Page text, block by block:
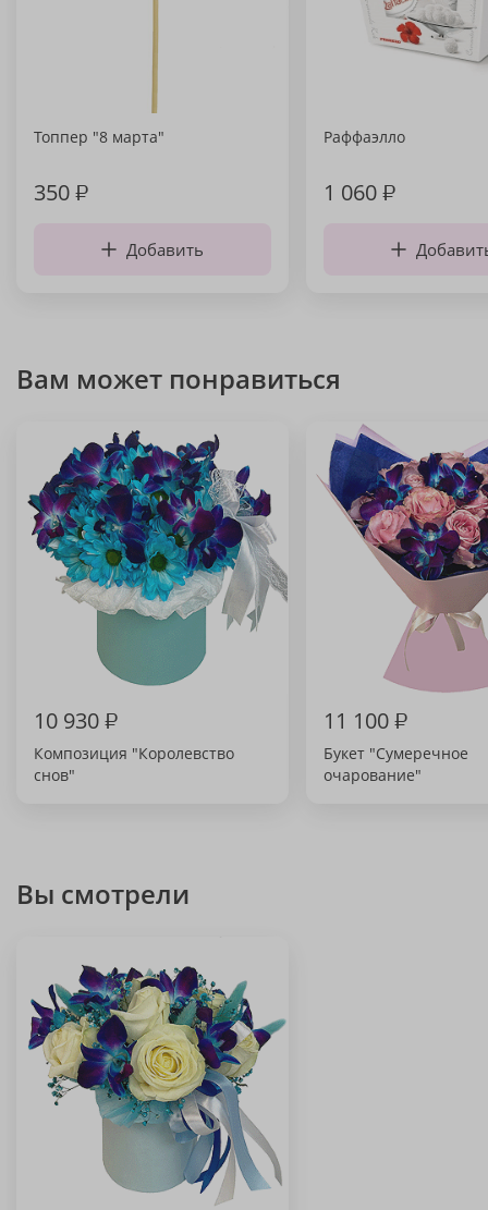
Топпер "8 марта"
350₽
Добавить
Раффаэлло
1 060₽
Вам может понравиться
10 930₽
Композиция "Королевство
снов"
11 100₽
Букет "Сумеречное
очарование"
Вы смотрели